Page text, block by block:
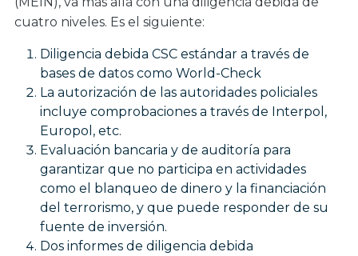
cuatro niveles. Es el siguiente:
Diligencia debida CSC estándar a través de
bases de datos como World-Check
La autorización de las autoridades policiales
incluye comprobaciones a través de Interpol,
Europol, etc.
Evaluación bancaria y de auditoría para
garantizar que no participa en actividades
como el blanqueo de dinero y la financiación
del terrorismo, y que puede responder de su
fuente de inversión.
Dos informes de diligencia debida